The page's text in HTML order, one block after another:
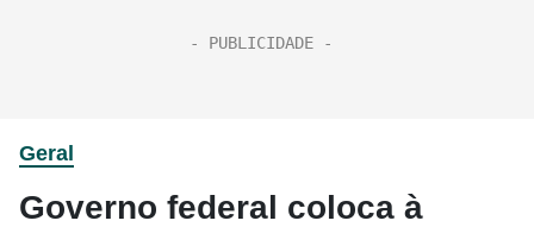
Geral
Governo federal coloca à